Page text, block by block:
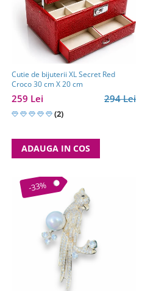
Cutie de bijuterii XL Secret Red
Croco 30 cm X 20 cm
294 Lei
259 Lei
(2)
ADAUGA IN COS
-33%